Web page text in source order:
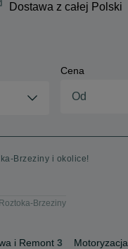
Dostawa z całej Polski
Cena
Brzeziny i okolice!
Roztoka-Brzeziny
i Remont 3 Motoryzacja